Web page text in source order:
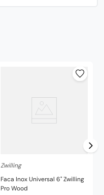
Zwilling
Faca Inox Universal 6" Zwilling
Pro Wood